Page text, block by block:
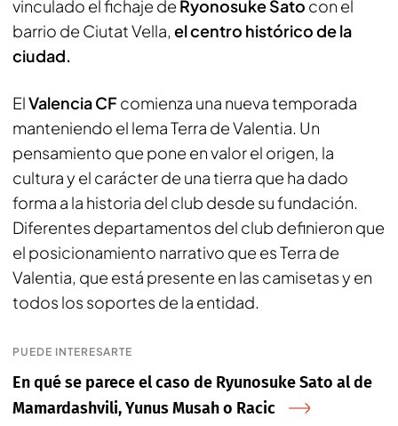
vinculado el fichaje de Ryonosuke Sato con el
barrio de Ciutat Vella, el centro histórico de la
ciudad.
ElValencia CFcomienza una nueva temporada
manteniendo el lemaTerra de Valentia. Un
pensamiento que pone en valor el origen, la
cultura y el carácter de una tierra que ha dado
forma a la historia del club desde su fundación.
Diferentes departamentos del club definieron que
el posicionamiento narrativo que es Terra de
Valentia, que está presente en las camisetas y en
todos los soportes de la entidad.
PUEDE INTERESARTE
En qué se parece el caso de Ryunosuke Sato al de
Mamardashvili, Yunus Musah o Racic